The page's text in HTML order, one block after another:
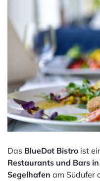
Das BlueDot Bistro ist
Restaurants und Bars
Segelhafen am Südufer